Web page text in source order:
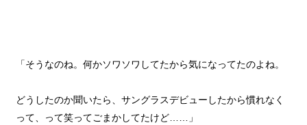
「そうなのね。何かソワソワしてたから気になってたのよね。
どうしたのか聞いたら、サングラスデビューしたから慣れなく
って、って笑ってごまかしてたけど……」